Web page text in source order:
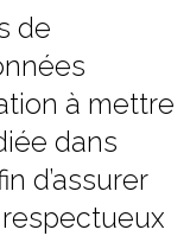
de
à mettre
dans
d’assurer